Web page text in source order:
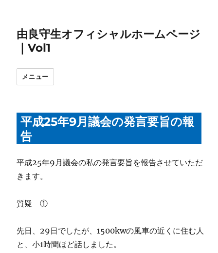
由良守生オフィシャルホームページ
｜Vol1
メニュー
平成25年9月議会の発言要旨の報
告
平成25年9月議会の私の発言要旨を報告させていただ
きます。
質疑 ①
先日、29日でしたが、1500kwの風車の近くに住む人
と、小1時間ほど話しました。